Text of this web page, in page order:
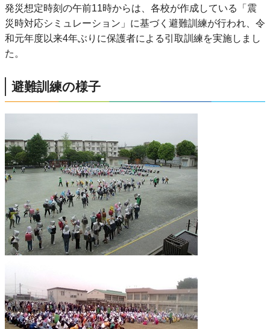
発災想定時刻の午前11時からは、各校が作成している「震
災時対応シミュレーション」に基づく避難訓練が行われ、令
和元年度以来4年ぶりに保護者による引取訓練を実施しまし
た。
避難訓練の様子